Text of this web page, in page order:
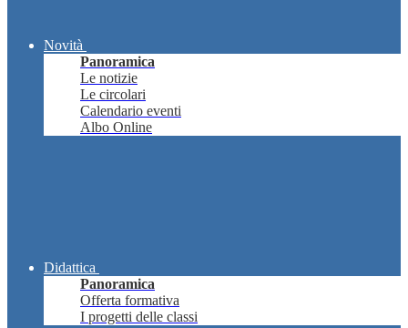
Novità
Panoramica
Le notizie
Le circolari
Calendario eventi
Albo Online
Didattica
Panoramica
Offerta formativa
I progetti delle classi